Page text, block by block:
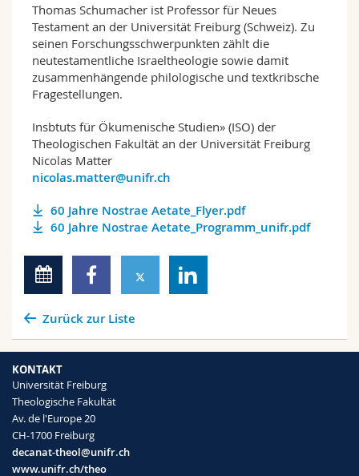
Thomas Schumacher ist Professor für Neues
Testament an der Universität Freiburg (Schweiz). Zu
seinen Forschungsschwerpunkten zählt die
neutestamentliche Israeltheologie sowie damit
zusammenhängende philologische und textkribsche
Fragestellungen.
Insbtuts für Ökumenische Studien» (ISO) der
Theologischen Fakultät an der Universität Freiburg
Nicolas Matter
nicolas.matter@unifr.ch
60 Jahre Nostrae Aetate_Flyer.pdf
60 Jahre Nostrae Aetate_Programm_unifr.pdf
Zurück zur Liste
KONTAKT
Universität Freiburg
Theologische Fakultät
Av. de l'Europe 20
CH-1700 Freiburg
decanat-theol@unifr.ch
www.unifr.ch/theo